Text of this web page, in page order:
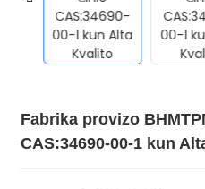
Fabrika provizo
CAS:34690-00-1 kun